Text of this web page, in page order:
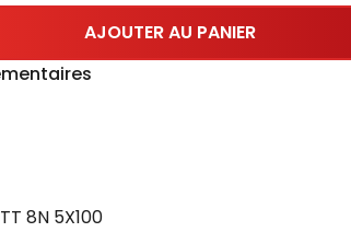
AJOUTER AU PANIER
8N 5X100